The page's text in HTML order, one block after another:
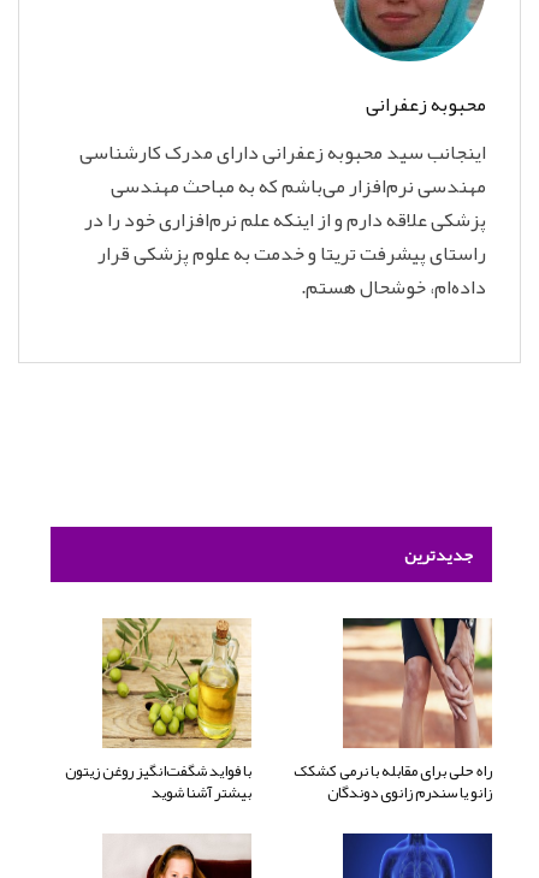
محبوبه زعفرانی
اینجانب سید محبوبه زعفرانی دارای مدرک کارشناسی
مهندسی نرم‌افزار می‌باشم که به مباحث مهندسی
پزشکی علاقه دارم و از اینکه علم نرم‌افزاری خود را در
راستای پیشرفت تریتا و خدمت به علوم پزشکی قرار
داده‌ام، خوشحال هستم.
جدیدترین
راه حلی برای مقابله با نرمی کشکک
زانو یا سندرم زانوی دوندگان
با فواید شگفت‌انگیز روغن زیتون
بیشتر آشنا شوید